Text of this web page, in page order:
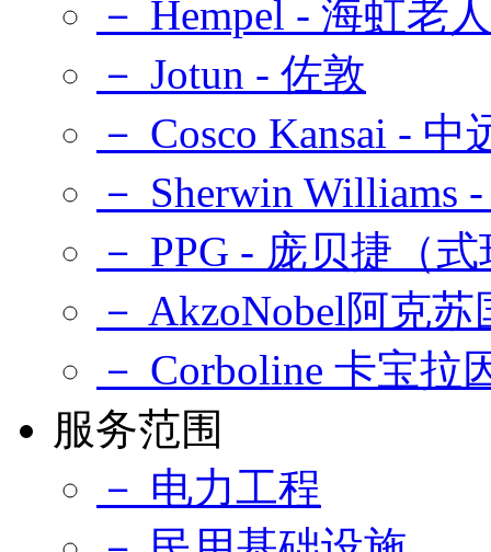
－ Hempel - 海虹老人
－ Jotun - 佐敦
－ Cosco Kansai - 中
－ Sherwin Williams
－ PPG - 庞贝捷（
－ AkzoNobel阿克苏
－ Corboline 卡宝拉
服务范围
－ 电力工程